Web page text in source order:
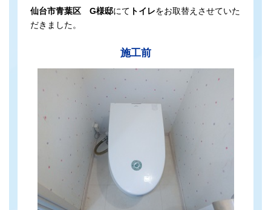
仙台市青葉区 G様邸にて トイレをお取替えさせていた
だきました。
施工前